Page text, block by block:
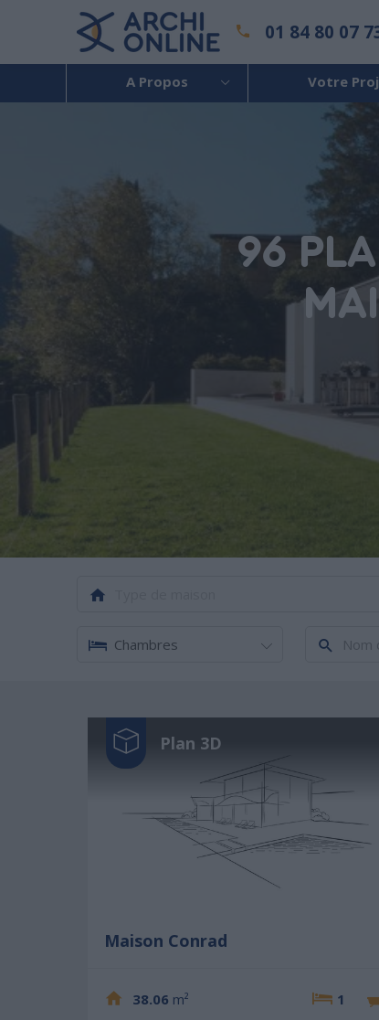
01 84 80 07
A Propos Votre
96
Plan 3D
Maison Conrad
38.06 m² 1